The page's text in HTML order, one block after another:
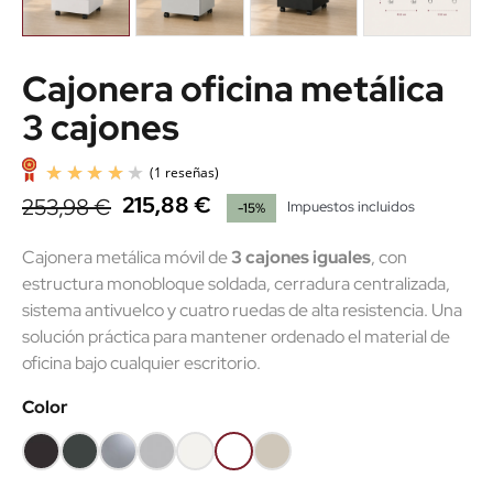
Cajonera oficina metálica
3 cajones
(1 reseñas)
253,98 € 215,88 € -15% Impuestos incluidos
Cajonera metálica móvil de3 cajones iguales, con
estructura monobloque soldada, cerradura centralizada,
sistema antivuelco y cuatro ruedas de alta resistencia. Una
solución práctica para mantener ordenado el material de
oficina bajo cualquier escritorio.
Color
Negro
RAL9005
Gris
grafito
Plata
RAL9006
Gris
RAL7035
Blanco
RAL9010
Súper
blanco
Arena